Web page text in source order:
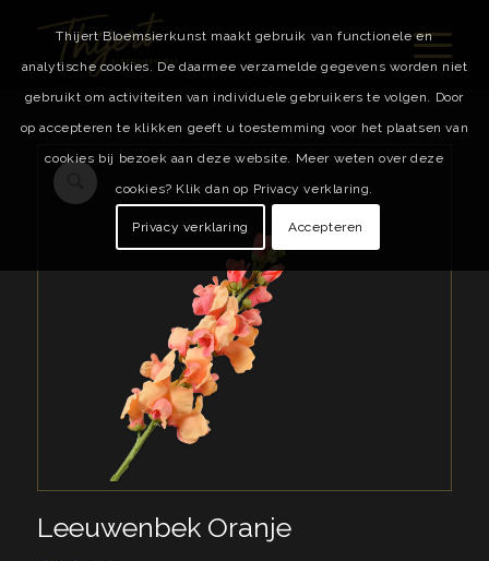
Leeuwenbek Oranje
Thijert Bloemsierkunst maakt gebruik van functionele en
analytische cookies. De daarmee verzamelde gegevens worden niet
gebruikt om activiteiten van individuele gebruikers te volgen. Door
op accepteren te klikken geeft u toestemming voor het plaatsen van
cookies bij bezoek aan deze website. Meer weten over deze
cookies? Klik dan op Privacy verklaring.
Privacy verklaring Accepteren